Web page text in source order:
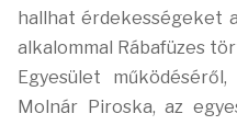
hallhat érdekességeket
alkalommal Rábafüzes
Egyesület
Molnár Piroska, az